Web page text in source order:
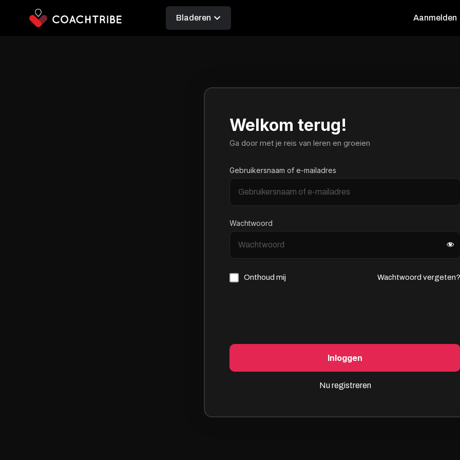
Bladeren Aanmelden
Welkom terug!
Ga door met je reis van leren en groeien
Gebruikersnaam of e-mailadres
Wachtwoord
Onthoud mij Wachtwoord vergeten?
Inloggen
Nu registreren